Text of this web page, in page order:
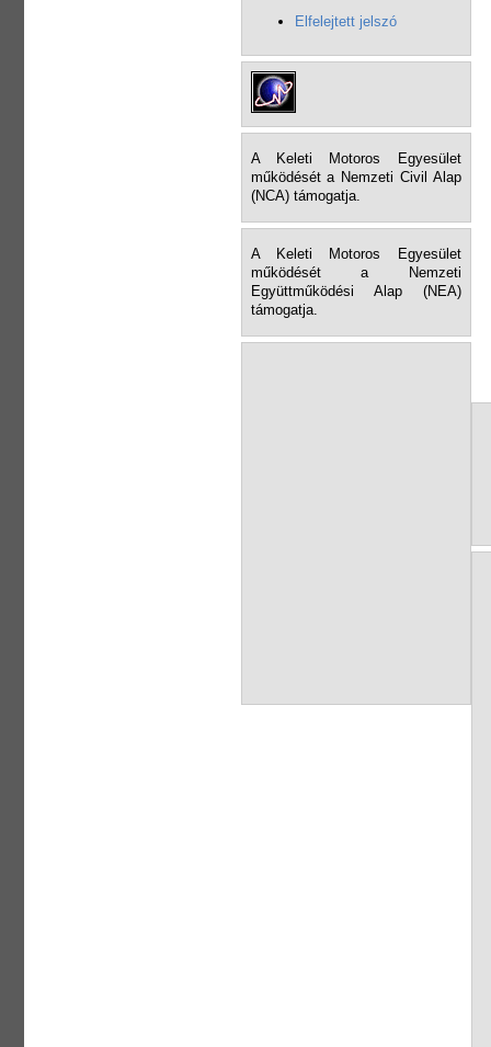
Elfelejtett jelszó
A Keleti Motoros Egyesület
működését a Nemzeti Civil Alap
(NCA) támogatja.
A Keleti Motoros Egyesület
működését a Nemzeti
Együttműködési Alap (NEA)
támogatja.